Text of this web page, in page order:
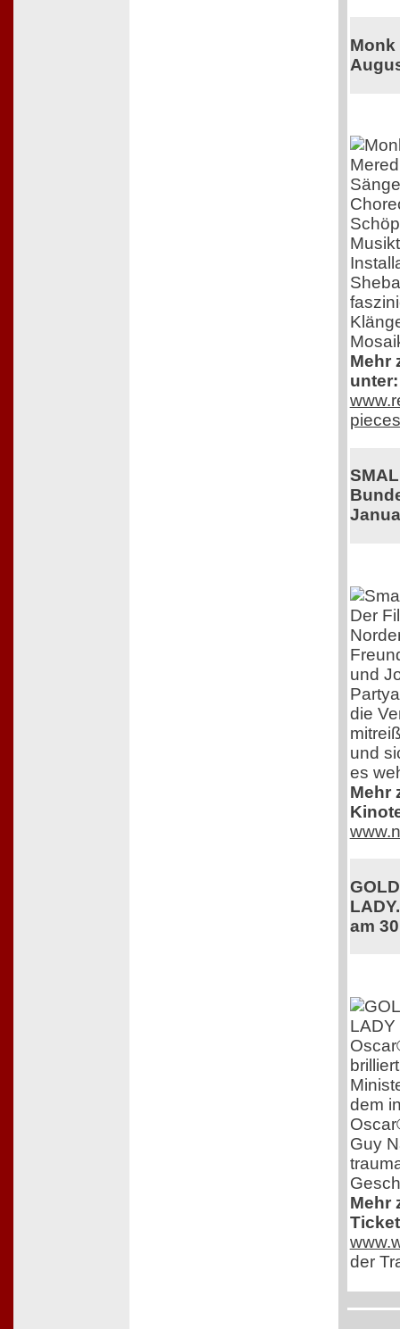
Monk
Mehr
unter:
Der
und
die
und
es
Mehr
am
dem
Guy
Mehr
der